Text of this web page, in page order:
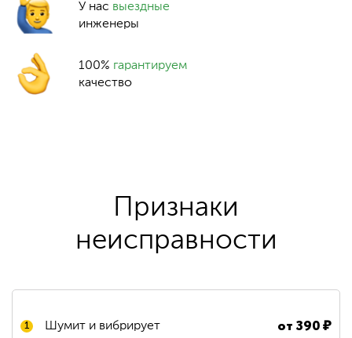
У нас выездные
инженеры
100% гарантируем
качество
Признаки
неисправности
1 Шумит и вибрирует от390₽